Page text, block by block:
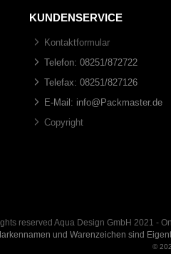
KUNDENSERVICE
Kontaktformular
Telefon: 08251/872722
Telefax: 08251/827126
E-Mail: info@Packmaster.de
Copyright
reserved Aqua Design GmbH 2021 -
und Warenzeichen sind
©